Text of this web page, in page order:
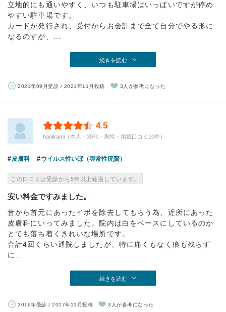
立地的にも通いやすく、いつも駐車場はいっぱいですが停め
やすい駐車場です。
カードが発行され、受付からお会計まで全て自分でやる形に
なるのすが、...
続きを読む
2021年09月受診 / 2021年11月投稿 3人が参考になった
4.5
hanikami（本人・30代・男性・掲載口コミ10件）
皮膚科 ウイルス性いぼ（尋常性疣贅）
この口コミは受診から5年以上経過しています。
安い料金ですみました。
昔から首元にあったイボを除去してもらう為、近所にあった
皮膚科にいってみました。院内は白をベースにしているのか
とても落ち着くきれいな場所です。
合計4回くらい通院しましたが、特に痛くもなく痕も残らず
に...
続きを読む
2016年受診 / 2017年11月投稿 3人が参考になった